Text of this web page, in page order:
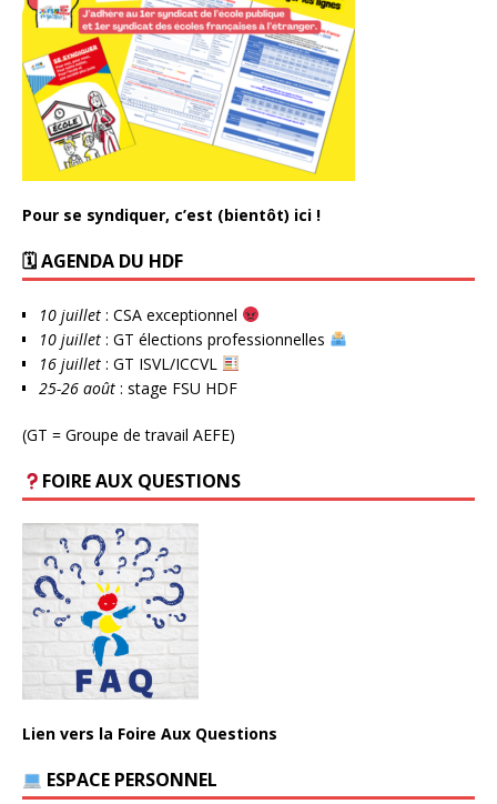
Pour se syndiquer, c’est (bientôt) ici !
🗓 AGENDA DU HDF
10 juillet : CSA exceptionnel
10 juillet : GT élections professionnelles
16 juillet : GT ISVL/ICCVL
25-26 août : stage FSU HDF
(GT = Groupe de travail AEFE)
FOIRE AUX QUESTIONS
Lien vers la Foire Aux Questions
ESPACE PERSONNEL